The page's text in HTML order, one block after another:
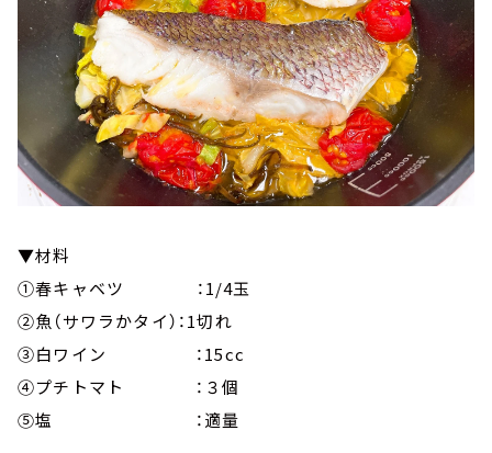
▼材料
①春キャベツ ：1/4玉
②魚（サワラかタイ）：1切れ
③白ワイン ：15cc
④プチトマト ：３個
⑤塩 ：適量